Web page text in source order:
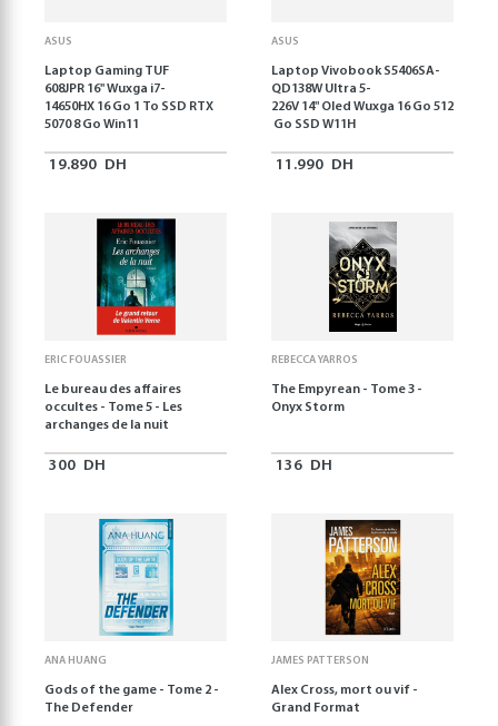
ASUS
Laptop Gaming TUF
608JPR 16'' Wuxga i7-
14650HX 16 Go 1 To SSD RTX
5070 8 Go Win11
19.890 DH
ASUS
Laptop Vivobook S5406SA-
QD138W Ultra 5-
226V 14" Oled Wuxga 16 Go 512
Go SSD W11H
11.990 DH
ERIC FOUASSIER
Le bureau des affaires
occultes - Tome 5 - Les
archanges de la nuit
300 DH
REBECCA YARROS
The Empyrean - Tome 3 -
Onyx Storm
136 DH
ANA HUANG
Gods of the game - Tome 2 -
The Defender
JAMES PATTERSON
Alex Cross, mort ou vif -
Grand Format